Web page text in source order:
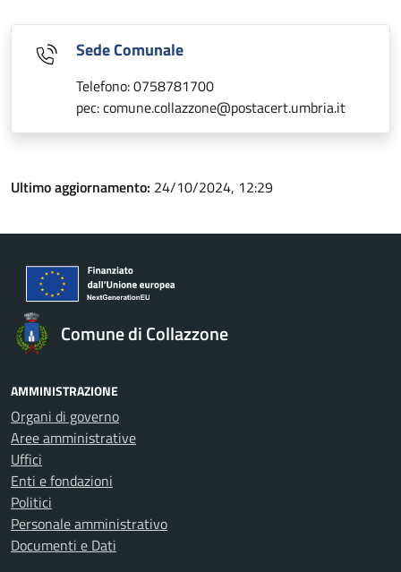
Sede Comunale
Telefono: 0758781700
pec: comune.collazzone@postacert.umbria.it
Ultimo aggiornamento: 24/10/2024, 12:29
Comune di Collazzone
AMMINISTRAZIONE
Organi di governo
Aree amministrative
Uffici
Enti e fondazioni
Politici
Personale amministrativo
Documenti e Dati